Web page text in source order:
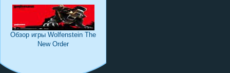
Обзор игры Wolfenstein The
New Order